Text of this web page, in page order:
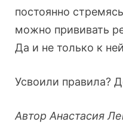
постоянно
можно прививать
Да и не только к
Усвоили правила?
Автор Анастасия